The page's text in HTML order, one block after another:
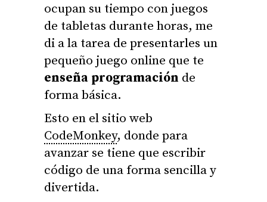
ocupan su tiempo con juegos
de tabletas durante horas, me
di a la tarea de presentarles un
pequeño juego online que te
enseña programación de
forma básica.
Esto en el sitio web
CodeMonkey, donde para
avanzar se tiene que escribir
código de una forma sencilla y
divertida.